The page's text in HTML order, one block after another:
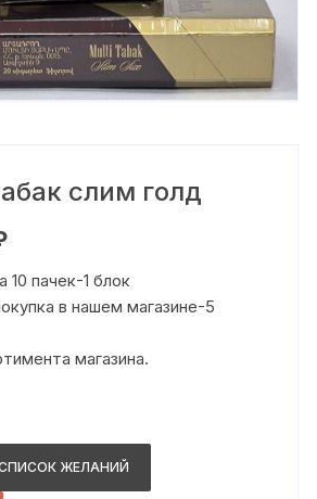
слим голд
10 пачек-1 блок
в нашем магазине-5
магазина.
ЖЕЛАНИЙ